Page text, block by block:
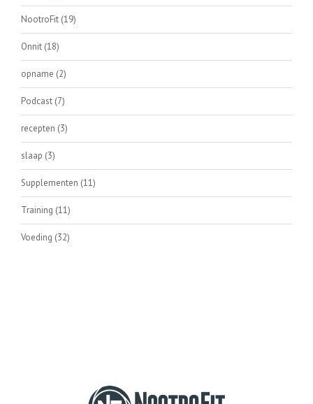
NootroFit (19)
Onnit (18)
opname (2)
Podcast (7)
recepten (3)
slaap (3)
Supplementen (11)
Training (11)
Voeding (32)